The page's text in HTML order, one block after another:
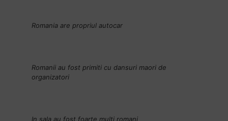
Romania are propriul autocar
Romanii au fost primiti cu dansuri maori de
organizatori
In sala au fost foarte multi romani